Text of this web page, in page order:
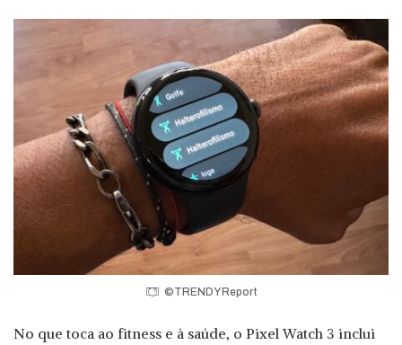
©TRENDY Report
No que toca ao fitness e à saúde, o Pixel Watch 3 inclui